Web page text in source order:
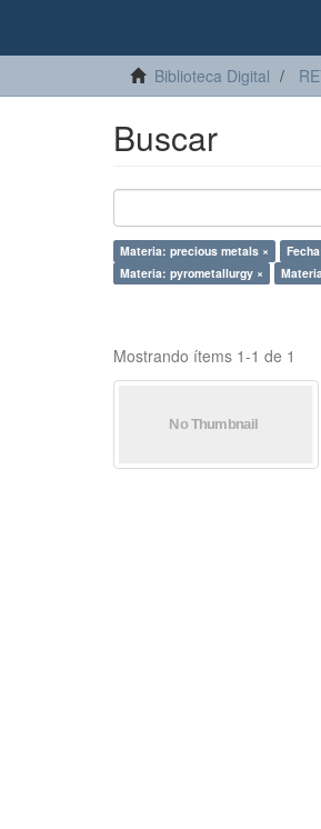
Biblioteca Digital
Buscar
Materia: precious metals ×
Materia: pyrometallurgy ×
Mostrando ítems 1-1 de 1